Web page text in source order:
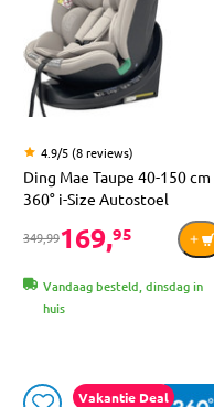
4.9/5 (8 reviews)
Ding Mae Taupe 40-150 cm
360° i-Size Autostoel
349,99169,95
Vandaag besteld, dinsdag in
huis
Vakantie Deal